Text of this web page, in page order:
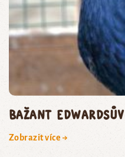
BAŽANT EDWARDSŮV
Zobrazit více →